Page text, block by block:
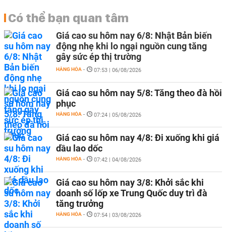
Có thể bạn quan tâm
Giá cao su hôm nay 6/8: Nhật Bản biến
động nhẹ khi lo ngại nguồn cung tăng
gây sức ép thị trường
HÀNG HÓA - 07:53 | 06/08/2026
Giá cao su hôm nay 5/8: Tăng theo đà hồi
phục
HÀNG HÓA - 07:24 | 05/08/2026
Giá cao su hôm nay 4/8: Đi xuống khi giá
dầu lao dốc
HÀNG HÓA - 07:42 | 04/08/2026
Giá cao su hôm nay 3/8: Khởi sắc khi
doanh số lốp xe Trung Quốc duy trì đà
tăng trưởng
HÀNG HÓA - 07:54 | 03/08/2026